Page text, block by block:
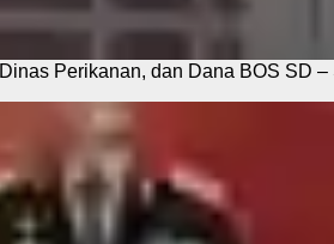
Perikanan, dan Dana BOS SD